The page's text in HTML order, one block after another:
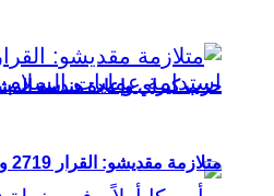
حزب كيراي وإعادة هندسة